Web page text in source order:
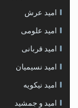
امید عرش
امید علومی
امید قربانی
امید نسیمیان
امید نیکویه
امید و جمشید